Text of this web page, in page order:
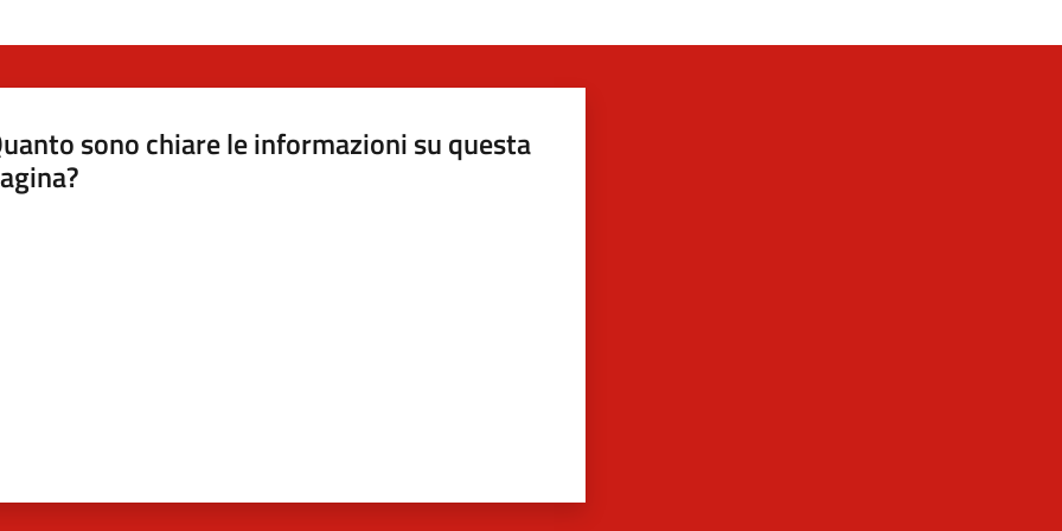
sono chiare le informazioni su questa